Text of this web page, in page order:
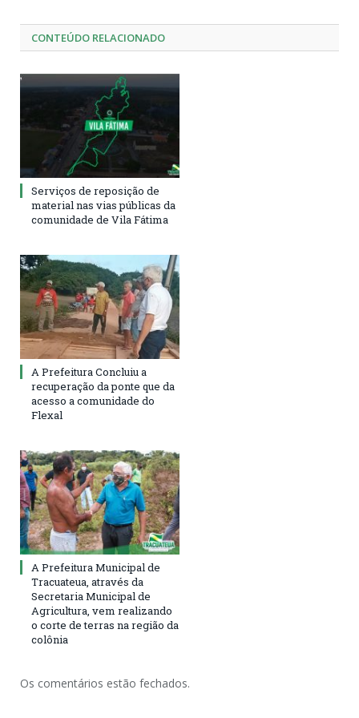
CONTEÚDO RELACIONADO
Serviços de reposição de
material nas vias públicas da
comunidade de Vila Fátima
A Prefeitura Concluiu a
recuperação da ponte que da
acesso a comunidade do
Flexal
A Prefeitura Municipal de
Tracuateua, através da
Secretaria Municipal de
Agricultura, vem realizando
o corte de terras na região da
colônia
Os comentários estão fechados.